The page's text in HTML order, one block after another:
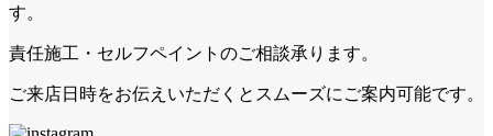
す。
責任施工・セルフペイントのご相談承ります。
ご来店日時をお伝えいただくとスムーズにご案内可能です。